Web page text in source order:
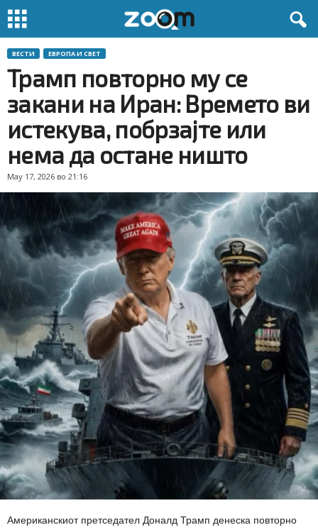
ВЕСТИ ЕВРОПА И СВЕТ
Трамп повторно му се
закани на Иран: Времето ви
истекува, побрзајте или
нема да остане ништо
May 17, 2026 во 21:16
Американскиот претседател Доналд Трамп денеска повторно